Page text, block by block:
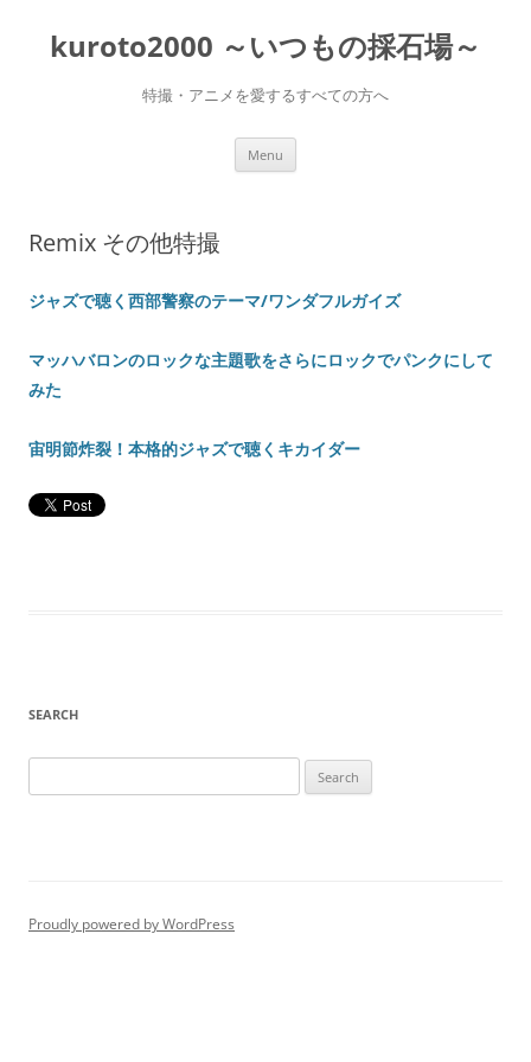
content
kuroto2000 ～いつもの採石場～
特撮・アニメを愛するすべての方へ
Menu
Remix その他特撮
ジャズで聴く西部警察のテーマ/ワンダフルガイズ
マッハバロンのロックな主題歌をさらにロックでパンクにして
みた
宙明節炸裂！本格的ジャズで聴くキカイダー
SEARCH
for:
Proudly powered by WordPress